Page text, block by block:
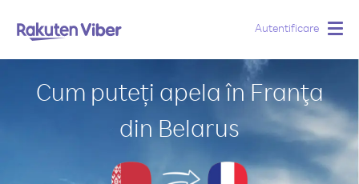
Autentificare
Cum puteți apela în Franţa
din Belarus